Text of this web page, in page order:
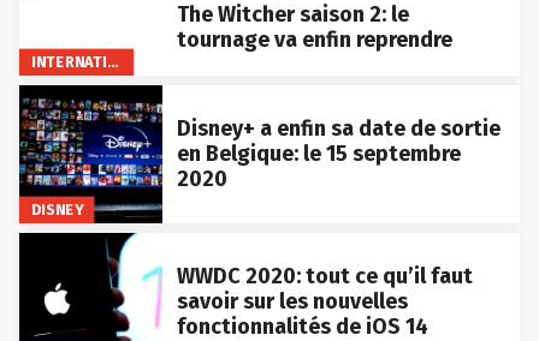
INTERNATIONAL
The Witcher saison 2: le
tournage va enfin reprendre
DISNEY
Disney+ a enfin sa date de sortie
en Belgique: le 15 septembre
2020
WWDC 2020: tout ce qu’il faut
savoir sur les nouvelles
fonctionnalités de iOS 14